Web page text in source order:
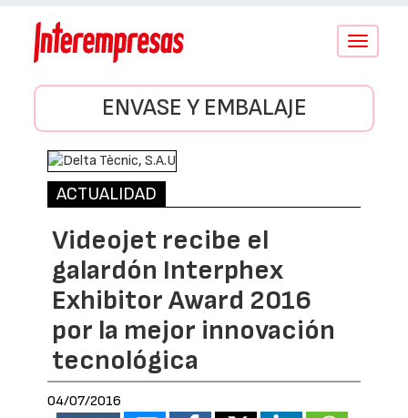
Conmutar
ENVASE Y EMBALAJE
ACTUALIDAD
Videojet recibe el
galardón Interphex
Exhibitor Award 2016
por la mejor innovación
tecnológica
04/07/2016